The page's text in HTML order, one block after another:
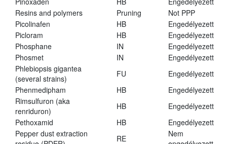
Resins and polymers
Pruning
Not PPP
Picolinafen
HB
Engedélyezett
Picloram
HB
Engedélyezett
Phosphane
IN
Engedélyezett
Phosmet
IN
Engedélyezett
Phlebiopsis gigantea
(several strains)
FU
Engedélyezett
Phenmedipham
HB
Engedélyezett
Rimsulfuron (aka
renriduron)
HB
Engedélyezett
Pethoxamid
HB
Engedélyezett
Pepper dust extraction
RE
Nem